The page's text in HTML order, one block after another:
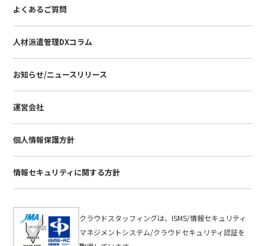
よくあるご質問
人材派遣管理DXコラム
お知らせ/ニュースリリース
運営会社
個人情報保護方針
情報セキュリティに関する方針
クラウドスタッフィングは、ISMS/情報セキュリティ
マネジメントシステム/クラウドセキュリティ認証を